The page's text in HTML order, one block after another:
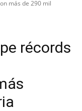
más de 290 mil
récords